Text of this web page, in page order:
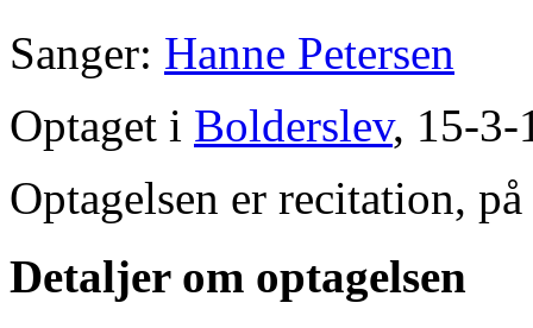
Sanger: Hanne Petersen
Optaget i Bolderslev, 15-3-
Optagelsen er recitation,
Detaljer om optagelsen